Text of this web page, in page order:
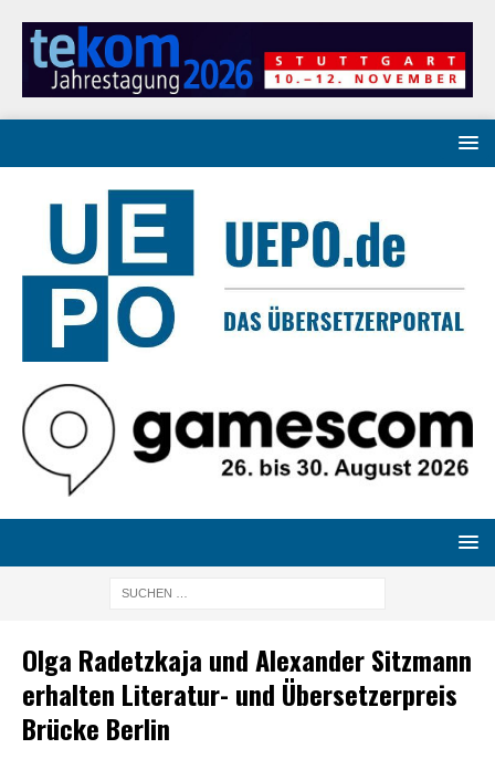
Olga Radetzkaja und Alexander Sitzmann
erhalten Literatur- und Übersetzerpreis
Brücke Berlin